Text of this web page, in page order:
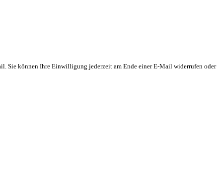
Sie können Ihre Einwilligung jederzeit am Ende einer E-Mail widerrufen oder